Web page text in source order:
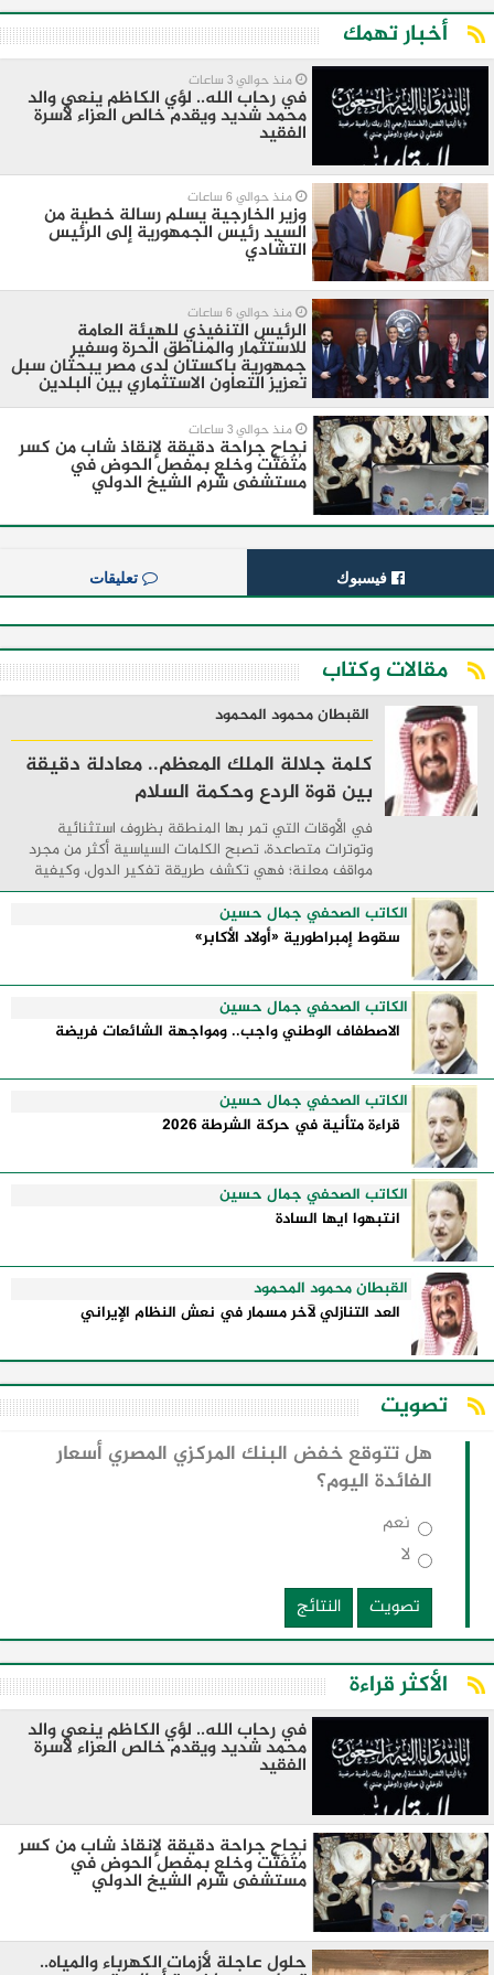
أخبار تهمك
منذ حوالي 3 ساعات
في رحاب الله.. لؤي الكاظم ينعي والد
محمد شديد ويقدم خالص العزاء لأسرة
الفقيد
منذ حوالي 6 ساعات
وزير الخارجية يسلم رسالة خطية من
السيد رئيس الجمهورية إلى الرئيس
التشادي
منذ حوالي 6 ساعات
الرئيس التنفيذي للهيئة العامة
للاستثمار والمناطق الحرة وسفير
جمهورية باكستان لدى مصر يبحثان سبل
تعزيز التعاون الاستثماري بين البلدين
منذ حوالي 3 ساعات
نجاح جراحة دقيقة لإنقاذ شاب من كسر
مُتَفَتِّت وخلع بمفصل الحوض في
مستشفى شرم الشيخ الدولي
فيسبوك تعليقات
مقالات وكتاب
القبطان محمود المحمود
كلمة جلالة الملك المعظم.. معادلة دقيقة
بين قوة الردع وحكمة السلام
في الأوقات التي تمر بها المنطقة بظروف استثنائية
وتوترات متصاعدة، تصبح الكلمات السياسية أكثر من مجرد
مواقف معلنة؛ فهي تكشف طريقة تفكير الدول، وكيفية
إدارتها للأزمات، والحدود التي تفصل بين القوة ...
الكاتب الصحفي جمال حسين
سقوط إمبراطورية «أولاد الأكابر»
الكاتب الصحفي جمال حسين
الاصطفاف الوطني واجب.. ومواجهة الشائعات فريضة
الكاتب الصحفي جمال حسين
قراءة متأنية في حركة الشرطة 2026
الكاتب الصحفي جمال حسين
انتبهوا ايها السادة
القبطان محمود المحمود
العد التنازلي لآخر مسمار في نعش النظام الإيراني
تصويت
هل تتوقع خفض البنك المركزي المصري أسعار
الفائدة اليوم؟
نعم
لا
تصويت
النتائج
الأكثر قراءة
في رحاب الله.. لؤي الكاظم ينعي والد
محمد شديد ويقدم خالص العزاء لأسرة
الفقيد
نجاح جراحة دقيقة لإنقاذ شاب من كسر
مُتَفَتِّت وخلع بمفصل الحوض في
مستشفى شرم الشيخ الدولي
حلول عاجلة لأزمات الكهرباء والمياه..